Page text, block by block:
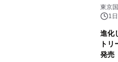
東京
1
進化
ト
発売